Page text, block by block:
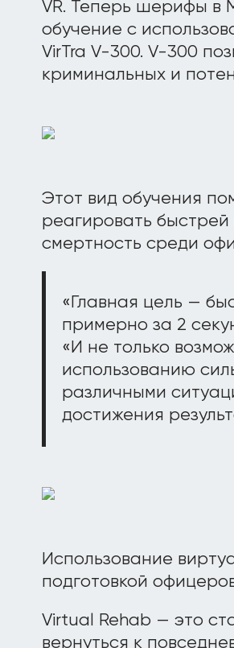
VR. Теперь шерифы в
обучение с
VirTra V-300. V-300
криминальных и
Этот вид обучения
реагировать
смертность среди
«Главная цель —
примерно за 2
«И не только
использованию
различными
достижения
Использование
подготовкой
Virtual Rehab — это
вернуться к